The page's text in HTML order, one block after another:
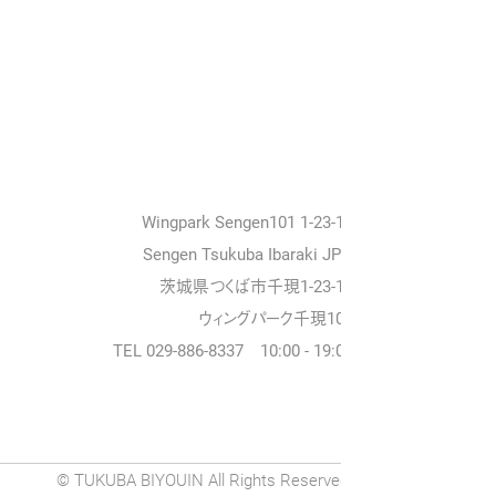
Wingpark Sengen101 1-23-18
Sengen Tsukuba Ibaraki JPN
茨城県つくば市千現1-23-18
ウィングパーク千現101
TEL 029-886-8337 10:00 - 19:00
© TUKUBA BIYOUIN All Rights Reserved.